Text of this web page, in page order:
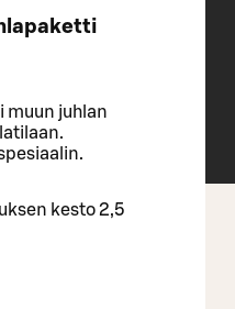
muun juhlan
kesto 2,5